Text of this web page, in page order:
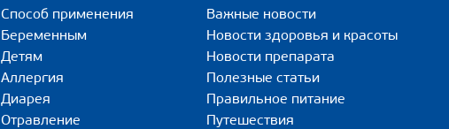
Способ применения
Беременным
Детям
Аллергия
Диарея
Отравление
Важные новости
Новости здоровья и красоты
Новости препарата
Полезные статьи
Правильное питание
Путешествия